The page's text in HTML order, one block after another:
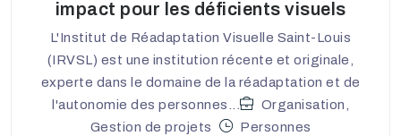
impact pour les déficients visuels
L'Institut de Réadaptation Visuelle Saint-Louis
(IRVSL) est une institution récente et originale,
experte dans le domaine de la réadaptation et de
l'autonomie des personnes...
Organisation,
Gestion de projets
Personnes